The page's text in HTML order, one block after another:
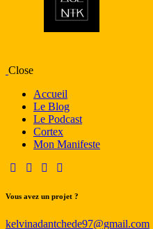
Close
Accueil
Le Blog
Le Podcast
Cortex
Mon Manifeste
Vous avez un projet ?
kelvinadantchede97@gmail.com